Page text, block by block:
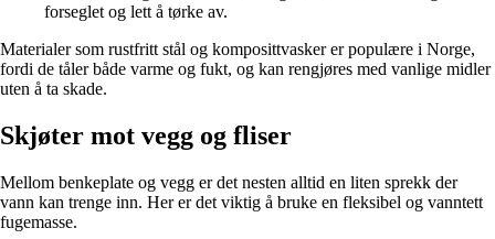
forseglet og lett å tørke av.
Materialer som rustfritt stål og komposittvasker er populære i Norge,
fordi de tåler både varme og fukt, og kan rengjøres med vanlige midler
uten å ta skade.
Skjøter mot vegg og fliser
Mellom benkeplate og vegg er det nesten alltid en liten sprekk der
vann kan trenge inn. Her er det viktig å bruke en fleksibel og vanntett
fugemasse.